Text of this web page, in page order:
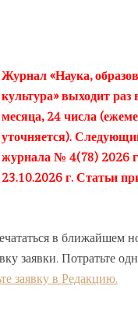
Журнал «Наука,
культура» выходит раз
месяца, 24 числа
уточняется).
журнала № 4(78) 2026
23.10.2026 г. Статьи
в ближайшем
заявки. Потратьте
заявку в Редакцию.